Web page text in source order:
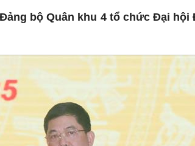
Đảng bộ Quân khu 4 tổ chức Đại